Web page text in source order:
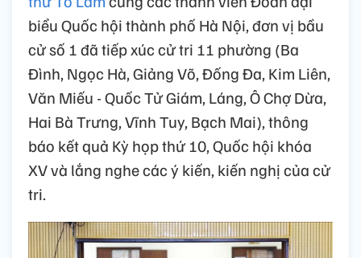
biểu Quốc hội thành phố Hà Nội, đơn vị bầu
cử số 1 đã tiếp xúc cử tri 11 phường (Ba
Đình, Ngọc Hà, Giảng Võ, Đống Đa, Kim Liên,
Văn Miếu - Quốc Tử Giám, Láng, Ô Chợ Dừa,
Hai Bà Trưng, Vĩnh Tuy, Bạch Mai), thông
báo kết quả Kỳ họp thứ 10, Quốc hội khóa
XV và lắng nghe các ý kiến, kiến nghị của cử
tri.